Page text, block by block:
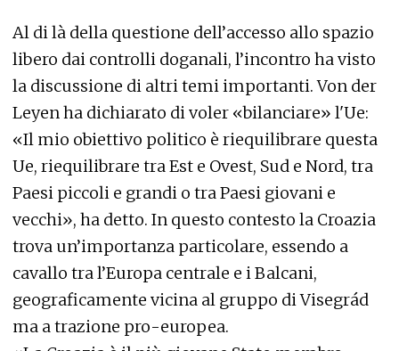
Al di là della questione dell’accesso allo spazio
libero dai controlli doganali, l’incontro ha visto
la discussione di altri temi importanti. Von der
Leyen ha dichiarato di voler «bilanciare» l'Ue:
«Il mio obiettivo politico è riequilibrare questa
Ue, riequilibrare tra Est e Ovest, Sud e Nord, tra
Paesi piccoli e grandi o tra Paesi giovani e
vecchi», ha detto. In questo contesto la Croazia
trova un’importanza particolare, essendo a
cavallo tra l’Europa centrale e i Balcani,
geograficamente vicina al gruppo di Visegrád
ma a trazione pro-europea.